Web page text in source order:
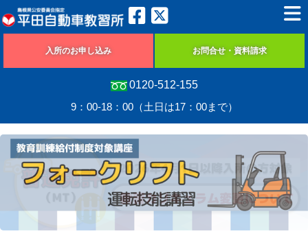
0120-512-155
9：00-18：00（土日は17：00まで）
入所のお申し込み お問合せ・資料請求